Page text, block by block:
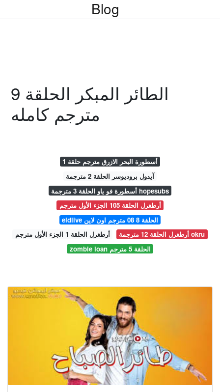
Blog
الطائر المبكر الحلقة 9
مترجم كامله
أسطورة البحر الازرق مترجم حلقة 1
آيدول بروديوسر الحلقة 2 مترجمة
أسطورة فو ياو الحلقة 3 مترجمة hopesubs
أرطغرل الحلقة 105 الجزء الأول مترجم
eldlive الحلقة 8 08 مترجم اون لاين
أرطغرل الحلقة 1 الجزء الأول مترجم
أرطغرل الحلقة 12 مترجمة okru
zombie loan الحلقة 5 مترجم